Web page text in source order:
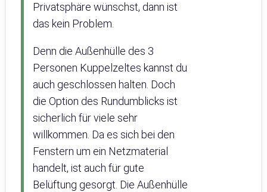
Privatsphäre wünschst, dann ist
das kein Problem.
Denn die Außenhülle des 3
Personen Kuppelzeltes kannst du
auch geschlossen halten. Doch
die Option des Rundumblicks ist
sicherlich für viele sehr
willkommen. Da es sich bei den
Fenstern um ein Netzmaterial
handelt, ist auch für gute
Belüftung gesorgt. Die Außenhülle